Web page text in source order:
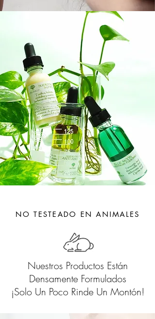
NO TESTEADO EN ANIMALES
Nuestros Productos Están
Densamente Formulados
¡Solo Un Poco Rinde Un Montón!